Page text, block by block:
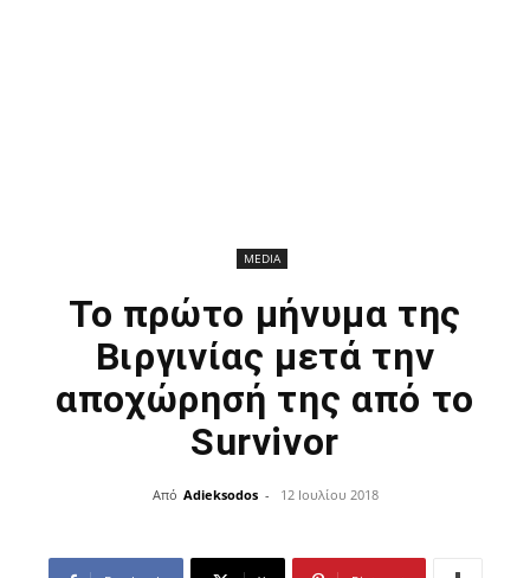
MEDIA
Το πρώτο μήνυμα της
Βιργινίας μετά την
αποχώρησή της από το
Survivor
Από Adieksodos - 12 Ιουλίου 2018